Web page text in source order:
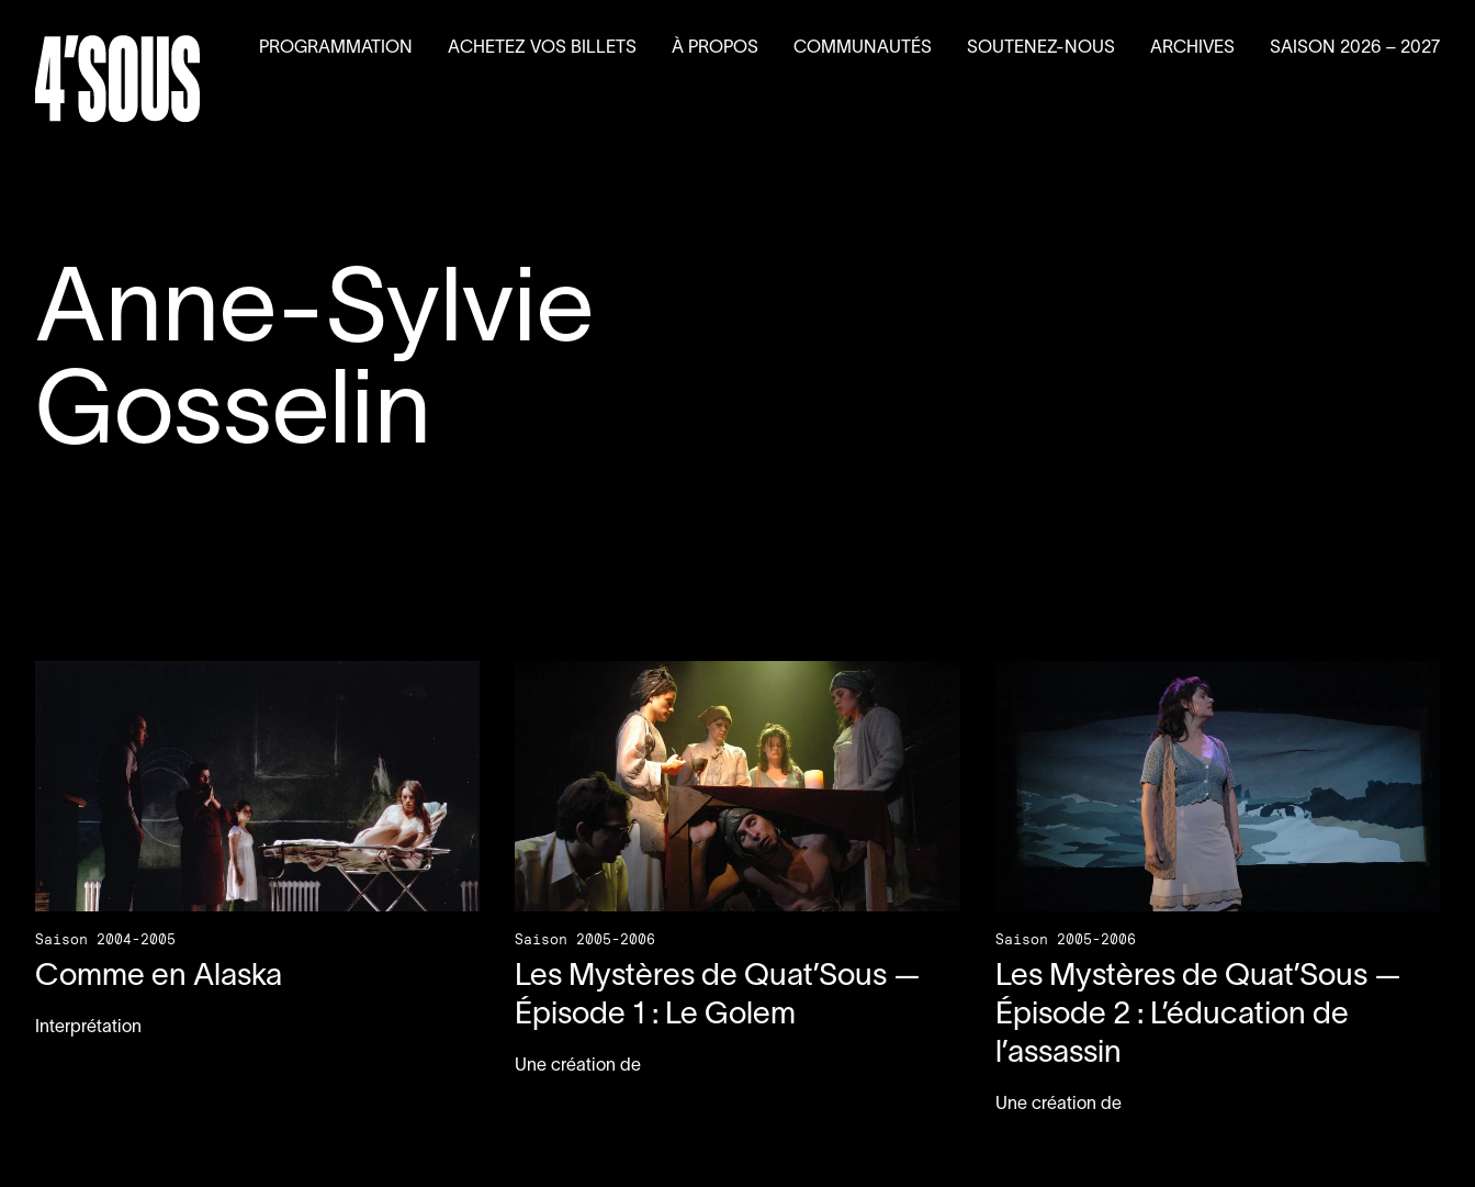
Anne-Sylvie
Gosselin
Saison 2004-2005
Comme en Alaska
Interprétation
Saison 2005-2006
Les Mystères de Quat’Sous —
Épisode 1 : Le Golem
Une création de
Saison 2005-2006
Les Mystères de Quat’Sous —
Épisode 2 : L’éducation de
l’assassin
Une création de
PROGRAMMATION ACHETEZ VOS BILLETS À PROPOS COMMUNAUTÉS SOUTENEZ-NOUS ARCHIVES SAISON 2026 – 2027